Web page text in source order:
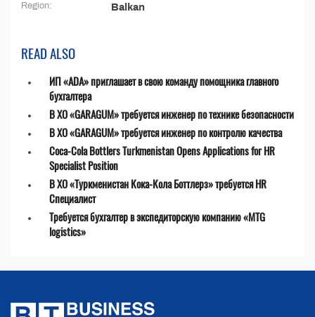
Region: Balkan
READ ALSO
ИП «ADA» приглашает в свою команду помощника главного
бухгалтера
В ХО «GARAGUM» требуется инженер по технике безопасности
В ХО «GARAGUM» требуется инженер по контролю качества
Coca-Cola Bottlers Turkmenistan Opens Applications for HR
Specialist Position
В ХО «Туркменистан Кока-Кола Боттлерз» требуется HR
Специалист
Требуется бухгалтер в экспедиторскую компанию «MTG
logistics»